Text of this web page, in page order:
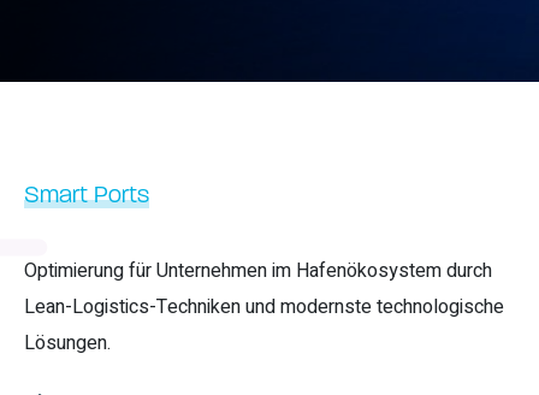
Smart Ports
Optimierung für Unternehmen im Hafenökosystem durch
Lean-Logistics-Techniken und modernste technologische
Lösungen.